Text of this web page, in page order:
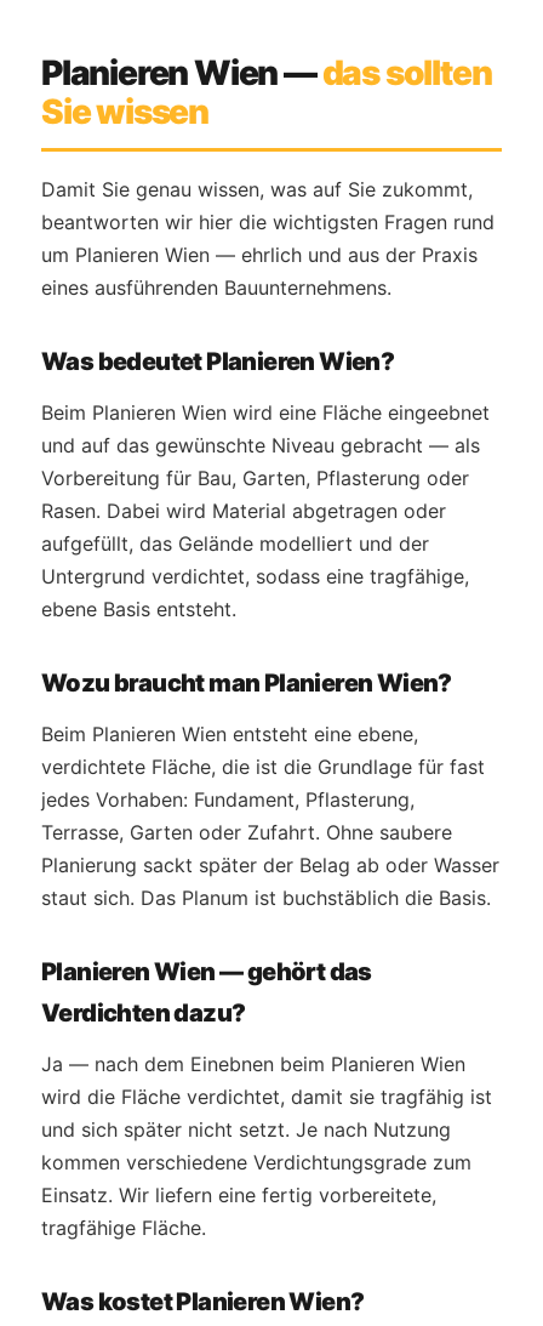
Planieren Wien —das sollten
Sie wissen
Damit Sie genau wissen, was auf Sie zukommt,
beantworten wir hier die wichtigsten Fragen rund
um Planieren Wien — ehrlich und aus der Praxis
eines ausführenden Bauunternehmens.
Was bedeutet Planieren Wien?
Beim Planieren Wien wird eine Fläche eingeebnet
und auf das gewünschte Niveau gebracht — als
Vorbereitung für Bau, Garten, Pflasterung oder
Rasen. Dabei wird Material abgetragen oder
aufgefüllt, das Gelände modelliert und der
Untergrund verdichtet, sodass eine tragfähige,
ebene Basis entsteht.
Wozu braucht man Planieren Wien?
Beim Planieren Wien entsteht eine ebene,
verdichtete Fläche, die ist die Grundlage für fast
jedes Vorhaben: Fundament, Pflasterung,
Terrasse, Garten oder Zufahrt. Ohne saubere
Planierung sackt später der Belag ab oder Wasser
staut sich. Das Planum ist buchstäblich die Basis.
Planieren Wien — gehört das
Verdichten dazu?
Ja — nach dem Einebnen beim Planieren Wien
wird die Fläche verdichtet, damit sie tragfähig ist
und sich später nicht setzt. Je nach Nutzung
kommen verschiedene Verdichtungsgrade zum
Einsatz. Wir liefern eine fertig vorbereitete,
tragfähige Fläche.
Was kostet Planieren Wien?